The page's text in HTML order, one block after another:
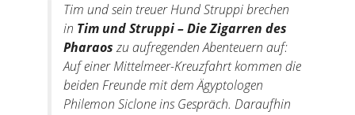
Tim und sein treuer Hund Struppi brechen
in Tim und Struppi – Die Zigarren des
Pharaos zu aufregenden Abenteuern auf:
Auf einer Mittelmeer-Kreuzfahrt kommen die
beiden Freunde mit dem Ägyptologen
Philemon Siclone ins Gespräch. Daraufhin